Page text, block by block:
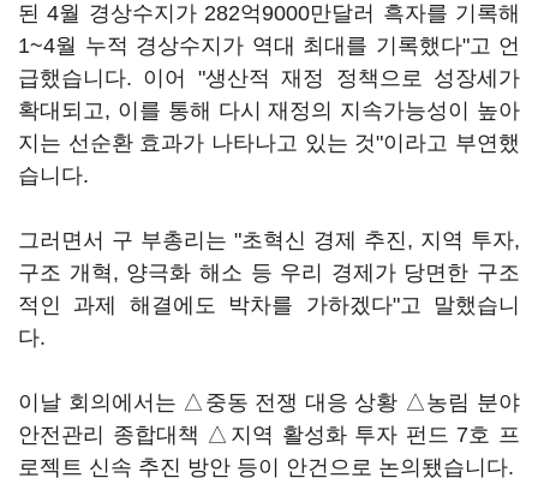
된 4월 경상수지가 282억9000만달러 흑자를 기록해
1~4월 누적 경상수지가 역대 최대를 기록했다"고 언
급했습니다. 이어 "생산적 재정 정책으로 성장세가
확대되고, 이를 통해 다시 재정의 지속가능성이 높아
지는 선순환 효과가 나타나고 있는 것"이라고 부연했
습니다.
그러면서 구 부총리는 "초혁신 경제 추진, 지역 투자,
구조 개혁, 양극화 해소 등 우리 경제가 당면한 구조
적인 과제 해결에도 박차를 가하겠다"고 말했습니
다.
이날 회의에서는 △중동 전쟁 대응 상황 △농림 분야
안전관리 종합대책 △지역 활성화 투자 펀드 7호 프
로젝트 신속 추진 방안 등이 안건으로 논의됐습니다.